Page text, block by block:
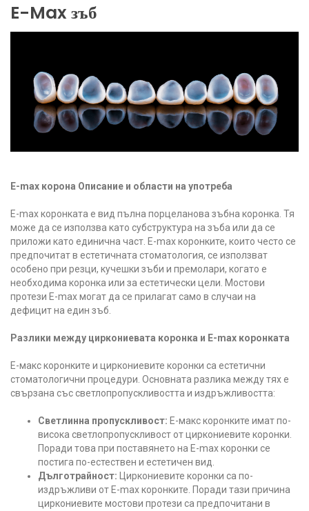
E-Max зъб
E-max корона Описание и области на употреба
E-max коронката е вид пълна порцеланова зъбна коронка. Тя
може да се използва като субструктура на зъба или да се
приложи като единична част. E-max коронките, които често се
предпочитат в естетичната стоматология, се използват
особено при резци, кучешки зъби и премолари, когато е
необходима коронка или за естетически цели. Мостови
протези E-max могат да се прилагат само в случаи на
дефицит на един зъб.
Разлики между циркониевата коронка и E-max коронката
Е-макс коронките и циркониевите коронки са естетични
стоматологични процедури. Основната разлика между тях е
свързана със светлопропускливостта и издръжливостта:
Светлинна пропускливост: Е-макс коронките имат по-
висока светлопропускливост от циркониевите коронки.
Поради това при поставянето на E-max коронки се
постига по-естествен и естетичен вид.
Дълготрайност: Циркониевите коронки са по-
издръжливи от E-max коронките. Поради тази причина
циркониевите мостови протези са предпочитани в